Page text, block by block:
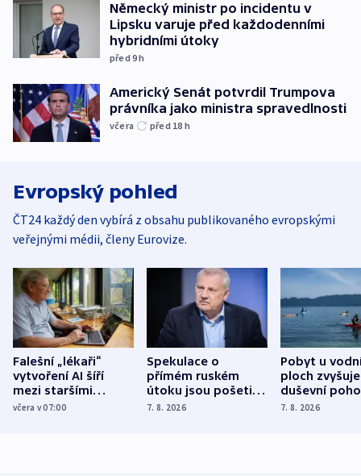
Německý ministr po incidentu v
Lipsku varuje před každodenními
hybridními útoky
před 9h
Americký Senát potvrdil Trumpova
právníka jako ministra spravedlnosti
včera před 18 h
Evropský pohled
ČT24 každý den vybírá z obsahu publikovaného evropskými
veřejnými médii, členy Eurovize.
Falešní „lékaři“
vytvoření AI šíří
mezi staršími
Poláky nebezpečné
včera v 07:00
Spekulace o
přímém ruském
útoku jsou pošetilé,
míní estonský
7. 8. 2026
Pobyt u
ploch zvyšuje
duševní
ukázala
7. 8. 2026